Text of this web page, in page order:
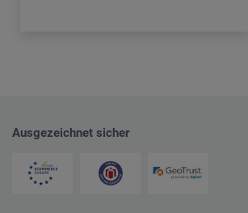
Ausgezeichnet sicher